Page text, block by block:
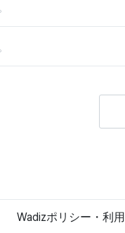
Wadizポリシー・利